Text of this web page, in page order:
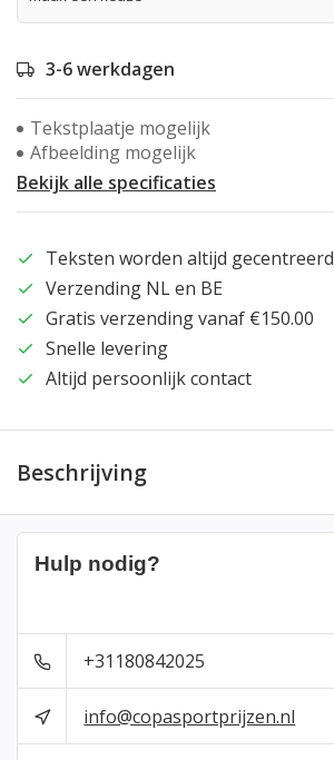
3-6 werkdagen
Tekstplaatje mogelijk
Afbeelding mogelijk
Bekijk alle specificaties
Teksten worden altijd gecentreerd
Verzending NL en BE
Gratis verzending vanaf €150.00
Snelle levering
Altijd persoonlijk contact
Beschrijving
Hulp nodig?
+31180842025
info@copasportprijzen.nl